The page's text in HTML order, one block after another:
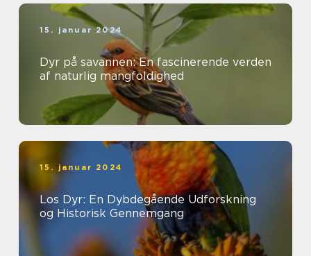
15. januar 2024
Dyr på savannen: En fascinerende verden
af naturlig mangfoldighed
15. januar 2024
Los Dyr: En Dybdegående Udforskning
og Historisk Gennemgang